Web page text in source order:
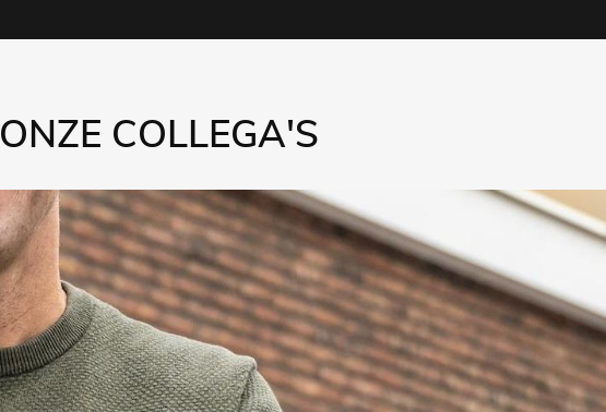
ONZE COLLEGA'S